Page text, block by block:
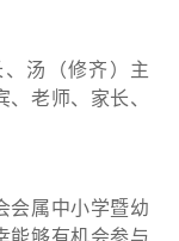
汤（修齐）主
老师、家长、
会属中小学暨幼